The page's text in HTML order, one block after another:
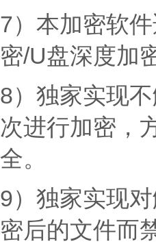
7）本加密软
密/U盘深度加
8）独家实现
次进行加密，
全。
9）独家实现
密后的文件而